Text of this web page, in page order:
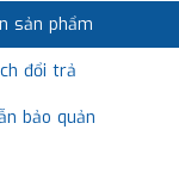
sản phẩm
đổi trả
bảo quản